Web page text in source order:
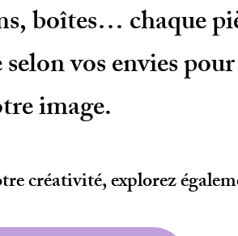
boîtes… chaque
vos envies
image.
créativité, explorez